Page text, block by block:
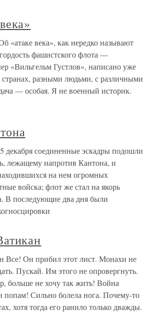
«атаке века», как нередко называют
фашистского флота —
«Вильгельм Густлов», написано уже
разными людьми, с различными
— особая. Я не военный историк.
декабря соединенные эскадры подошли
лежащему напротив Кантона, и
на нем огромных
войска; флот же стал на якорь
В последующие два дня были
Все! Он прибил этот лист. Монахи не
Пускай. Им этого не опровергнуть.
больше не хочу так жить! Война
попам! Сильно болела нога. Почему-то
хотя тогда его ранило только дважды.